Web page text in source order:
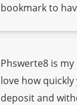
bookmark to
Phswerte8 is
love how
deposit and